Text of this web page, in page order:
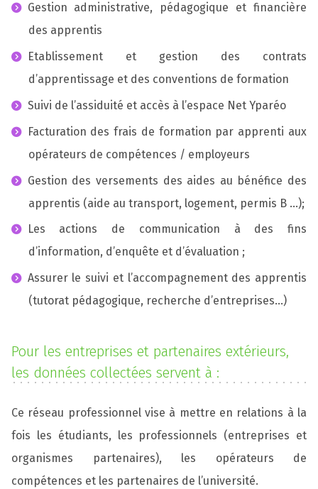
Gestion administrative, pédagogique et financière
des apprentis
Etablissement et gestion des contrats
d’apprentissage et des conventions de formation
Suivi de l’assiduité et accès à l’espace Net Yparéo
Facturation des frais de formation par apprenti aux
opérateurs de compétences / employeurs
Gestion des versements des aides au bénéfice des
apprentis (aide au transport, logement, permis B ...);
Les actions de communication à des fins
d’information, d’enquête et d’évaluation ;
Assurer le suivi et l’accompagnement des apprentis
(tutorat pédagogique, recherche d’entreprises...)
Pour les entreprises et partenaires extérieurs,
les données collectées servent à :
Ce réseau professionnel vise à mettre en relations à la
fois les étudiants, les professionnels (entreprises et
organismes partenaires), les opérateurs de
compétences et les partenaires de l’université.